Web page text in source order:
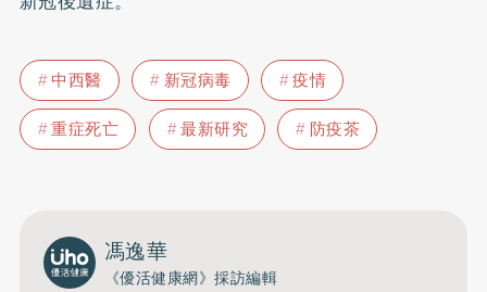
中西醫 新冠病毒
疫情
重症死亡
最新研究 防疫茶
馮逸華
《優活健康網》採訪編輯